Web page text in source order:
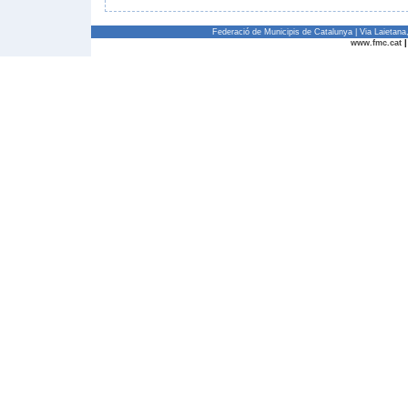
Federació de Municipis de Catalunya | Via
www.fmc.cat